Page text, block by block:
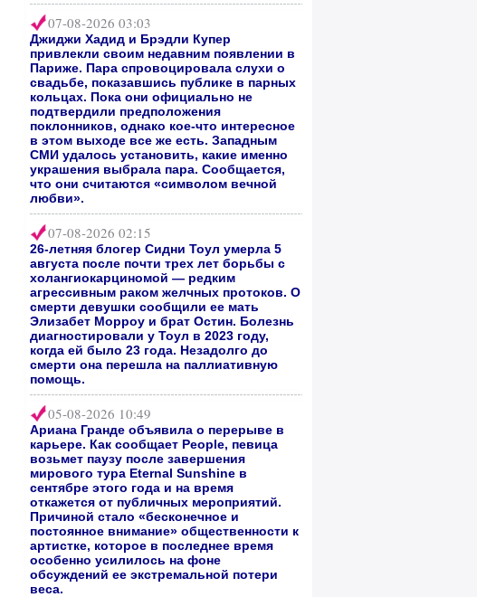
07-08-2026 03:03
Джиджи Хадид и Брэдли Купер
привлекли своим недавним появлении в
Париже. Пара спровоцировала слухи о
свадьбе, показавшись публике в парных
кольцах. Пока они официально не
подтвердили предположения
поклонников, однако кое-что интересное
в этом выходе все же есть. Западным
СМИ удалось установить, какие именно
украшения выбрала пара. Сообщается,
что они считаются «символом вечной
любви».
07-08-2026 02:15
26-летняя блогер Сидни Тоул умерла 5
августа после почти трех лет борьбы с
холангиокарциномой — редким
агрессивным раком желчных протоков. О
смерти девушки сообщили ее мать
Элизабет Морроу и брат Остин. Болезнь
диагностировали у Тоул в 2023 году,
когда ей было 23 года. Незадолго до
смерти она перешла на паллиативную
помощь.
05-08-2026 10:49
Ариана Гранде объявила о перерыве в
карьере. Как сообщает People, певица
возьмет паузу после завершения
мирового тура Eternal Sunshine в
сентябре этого года и на время
откажется от публичных мероприятий.
Причиной стало «бесконечное и
постоянное внимание» общественности к
артистке, которое в последнее время
особенно усилилось на фоне
обсуждений ее экстремальной потери
веса.